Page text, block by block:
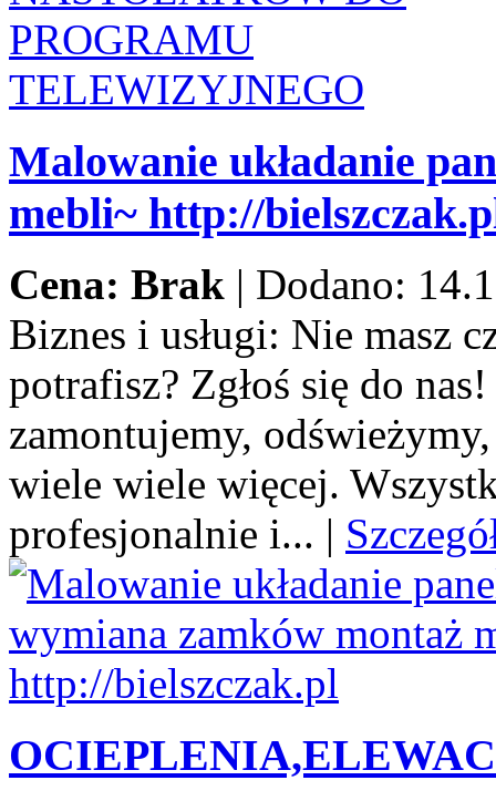
Malowanie układanie
mebli~ http://
Cena: Brak | Dodano:
Biznes i usługi: Nie masz
potrafisz? Zgłoś się do
zamontujemy,
wiele wiele więcej.
profesjonalnie i... |